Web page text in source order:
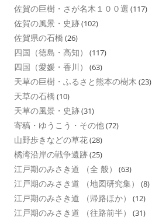
佐賀の巨樹・さが名木１００選 (117)
佐賀の風景・史跡(102)
佐賀県の石橋 (26)
四国（徳島・高知） (117)
四国（愛媛・香川） (63)
天草の巨樹・ふるさと熊本の樹木 (23)
天草の石橋 (10)
天草の風景・史跡(31)
寄稿・ゆうこう・その他(72)
山野歩きなどの草花(28)
橘湾沿岸の戦争遺跡(25)
江戸期のみさき道 （全 般） (63)
江戸期のみさき道 （地図研究集） (8)
江戸期のみさき道 （帰路ほか） (12)
江戸期のみさき道 （往路前半） (31)